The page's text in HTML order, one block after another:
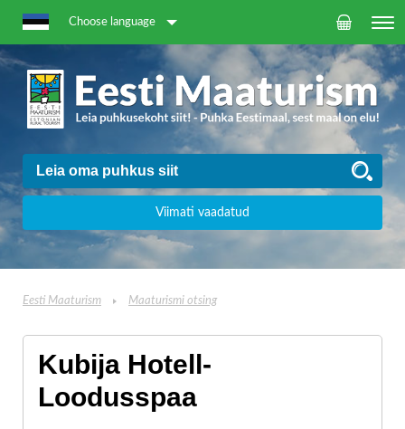
Choose language
Viimati vaadatud
Eesti Maaturism Maaturismi otsing
Kubija Hotell-
Loodusspaa